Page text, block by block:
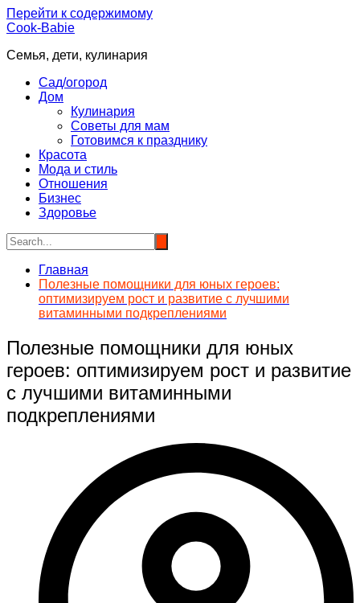
Перейти к содержимому
Cook-Babie
Семья, дети, кулинария
Сад/огород
Дом
Кулинария
Советы для мам
Готовимся к празднику
Красота
Мода и стиль
Отношения
Бизнес
Здоровье
Главная
Полезные помощники для юных героев:
оптимизируем рост и развитие с лучшими
витаминными подкреплениями
Полезные помощники для юных
героев: оптимизируем рост и развитие
с лучшими витаминными
подкреплениями